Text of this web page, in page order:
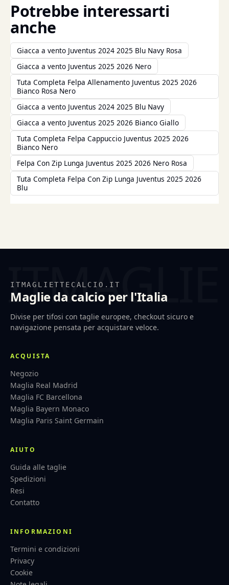
Potrebbe interessarti
anche
Giacca a vento Juventus 2024 2025 Blu Navy Rosa
Giacca a vento Juventus 2025 2026 Nero
Tuta Completa Felpa Allenamento Juventus 2025 2026
Bianco Rosa Nero
Giacca a vento Juventus 2024 2025 Blu Navy
Giacca a vento Juventus 2025 2026 Bianco Giallo
Tuta Completa Felpa Cappuccio Juventus 2025 2026
Bianco Nero
Felpa Con Zip Lunga Juventus 2025 2026 Nero Rosa
Tuta Completa Felpa Con Zip Lunga Juventus 2025 2026
Blu
ITMAGLIETTECALCIO.IT
Maglie da calcio per l'Italia
Divise per tifosi con taglie europee, checkout sicuro e
navigazione pensata per acquistare veloce.
ACQUISTA
Negozio
Maglia Real Madrid
Maglia FC Barcellona
Maglia Bayern Monaco
Maglia Paris Saint Germain
AIUTO
Guida alle taglie
Spedizioni
Resi
Contatto
INFORMAZIONI
Termini e condizioni
Privacy
Cookie